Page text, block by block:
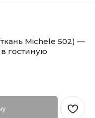
Michele 502) —
гостиную